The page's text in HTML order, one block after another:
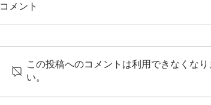
「あつまれ！少年探偵団」開
コメント
この投稿へのコメントは利用できなくな
い。